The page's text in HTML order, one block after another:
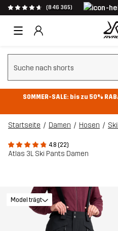
(846 365)
Suchfilter löschen
SOMMER-SALE: bis zu 50%
Startseite Damen Hosen
4.8 (22)
Atlas 3L Ski Pants Damen
Model trägt